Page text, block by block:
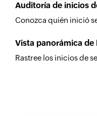
Auditoría de inicios
Conozca quién inició
Vista panorámica de
Rastree los inicios de